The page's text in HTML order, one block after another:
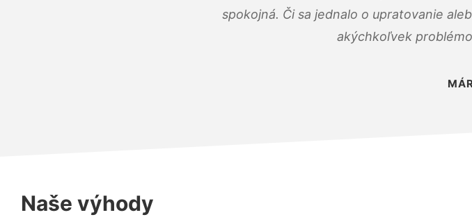
spokojná. Či sa jednalo o upratovanie
akýchkoľvek
Naše výhody